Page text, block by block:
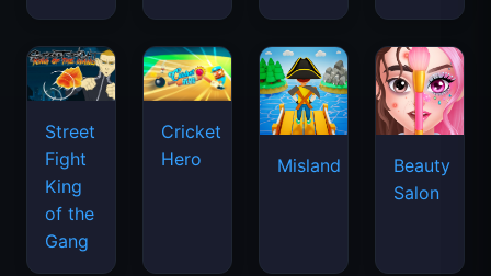
Street
Fight
King
of the
Gang
Cricket
Hero
Misland
Beauty
Salon